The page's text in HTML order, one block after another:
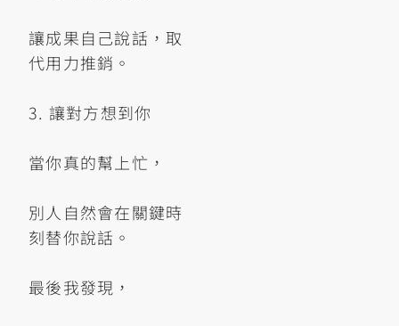
讓成果自己說話，取
代用力推銷。
3. 讓對方想到你
當你真的幫上忙，
別人自然會在關鍵時
刻替你說話。
最後我發現，